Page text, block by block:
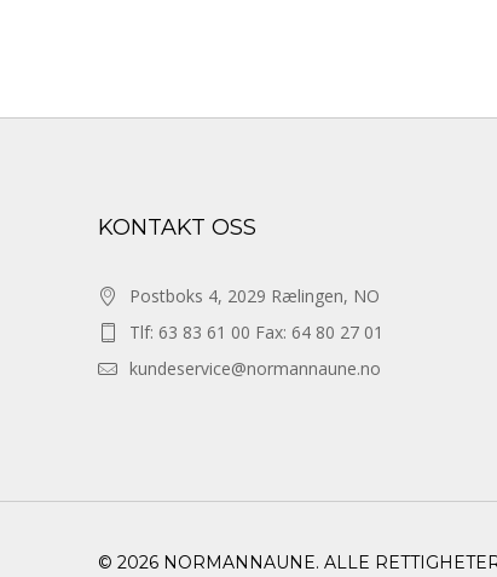
KONTAKT OSS
Postboks 4, 2029 Rælingen, NO
Tlf: 63 83 61 00 Fax: 64 80 27 01
kundeservice@normannaune.no
© 2026 NORMANNAUNE. ALLE